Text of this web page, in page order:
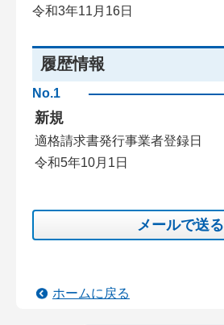
令和3年11月16日
履歴情報
No.1
新規
適格請求書発行事業者登録日
令和5年10月1日
メールで送る
ホームに戻る